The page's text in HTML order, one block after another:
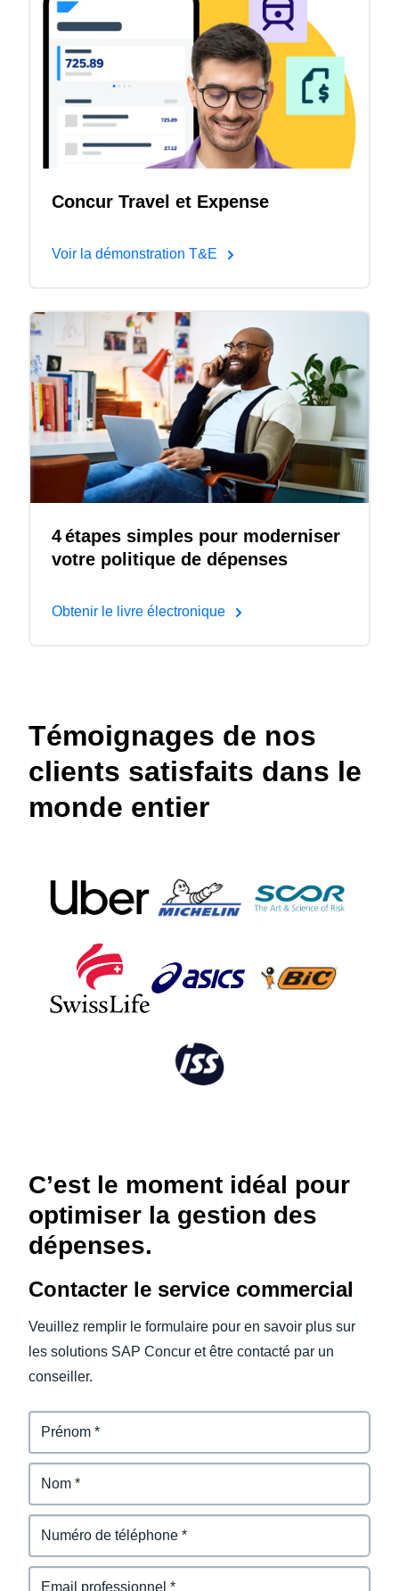
Concur Travel et Expense
Voir la démonstration T&E
4 étapes simples pour moderniser
votre politique de dépenses
Obtenir le livre électronique
Témoignages de nos
clients satisfaits dans le
monde entier
C’est le moment idéal pour
optimiser la gestion des
dépenses.
Contacter le service commercial
Veuillez remplir le formulaire pour en savoir plus sur
les solutions SAP Concur et être contacté par un
conseiller.